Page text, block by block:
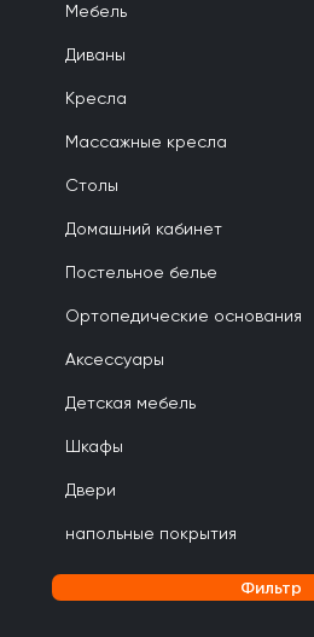
Мебель
Диваны
Кресла
Массажные кресла
Столы
Домашний кабинет
Постельное белье
Ортопедические основания
Аксессуары
Детская мебель
Шкафы
Двери
напольные покрытия
Фильтр